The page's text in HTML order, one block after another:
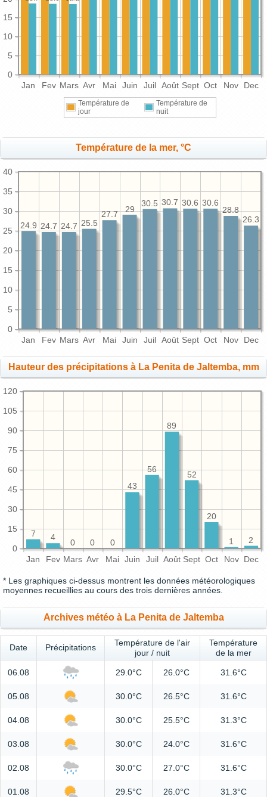
Jan Fev Mars Avr Mai Juin Juil Août Sept Oct Nov Dec
0
5
10
15
Température de
jour
Température de
nuit
Température de la mer, °C
Jan Fev Mars Avr Mai Juin Juil Août Sept Oct Nov Dec
0
5
10
15
20
25
30
35
40
26.3
28.8
30.6
30.6
30.7
30.5
29
27.7
25.5
24.7
24.7
24.9
Hauteur des précipitations à La Penita de Jaltemba, mm
Jan Fev Mars Avr Mai Juin Juil Août Sept Oct Nov Dec
0
15
30
45
60
75
90
105
120
2
1
20
52
89
56
43
0
0
0
4
7
* Les graphiques ci-dessus montrent les données météorologiques
moyennes recueillies au cours des trois dernières années.
Archives météo à La Penita de Jaltemba
Date Précipitations
Température de l'air
jour / nuit
Température
de la mer
06.08 29.0°C 26.0°C 31.6°C
05.08 30.0°C 26.5°C 31.6°C
04.08 30.0°C 25.5°C 31.3°C
03.08 30.0°C 24.0°C 31.6°C
02.08 30.0°C 27.0°C 31.6°C
01.08 29.5°C 26.0°C 31.3°C